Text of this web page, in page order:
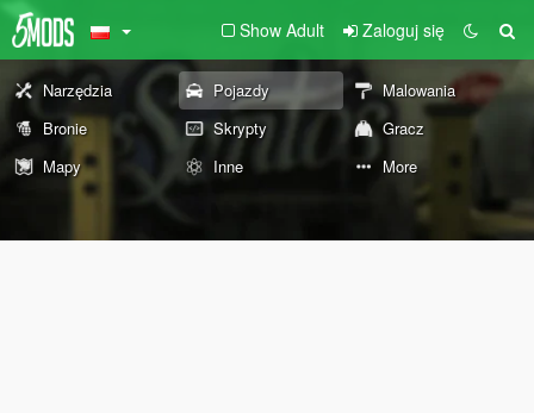
Show Adult Zaloguj się
Narzędzia Pojazdy
Malowania
Bronie
Skrypty
Gracz
Mapy
Inne More